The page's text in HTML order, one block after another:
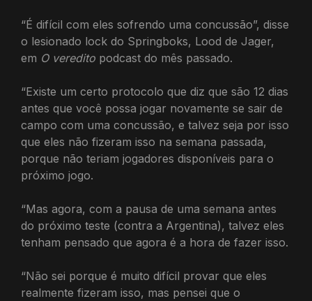
“É difícil com eles sofrendo uma concussão”, disse
o lesionado lock do Springboks, Lood de Jager,
em O veredito podcast do mês passado.
“Existe um certo protocolo que diz que são 12 dias
antes que você possa jogar novamente se sair de
campo com uma concussão, e talvez seja por isso
que eles não fizeram isso na semana passada,
porque não teriam jogadores disponíveis para o
próximo jogo.
“Mas agora, com a pausa de uma semana antes
do próximo teste (contra a Argentina), talvez eles
tenham pensado que agora é a hora de fazer isso.
“Não sei porque é muito difícil provar que eles
realmente fizeram isso, mas pensei que o